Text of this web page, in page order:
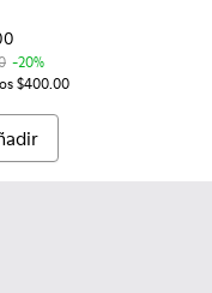
-20%
$400.00